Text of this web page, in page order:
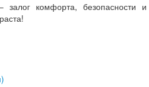
залог комфорта, безопасности